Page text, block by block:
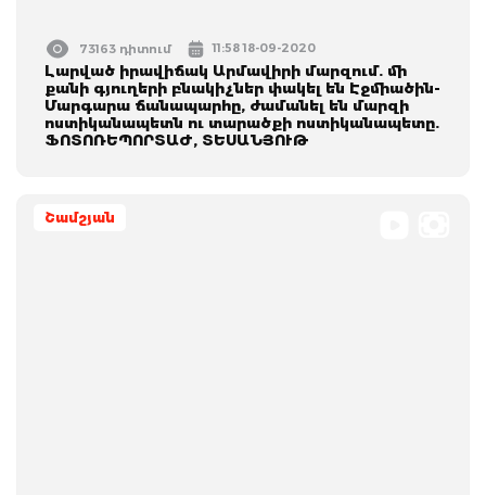
73163 դիտում 11:58 18-09-2020
Լարված իրավիճակ Արմավիրի մարզում. մի
քանի գյուղերի բնակիչներ փակել են Էջմիածին-
Մարգարա ճանապարհը, ժամանել են մարզի
ոստիկանապետն ու տարածքի ոստիկանապետը.
ՖՈՏՈՌԵՊՈՐՏԱԺ, ՏԵՍԱՆՅՈՒԹ
Շամշյան